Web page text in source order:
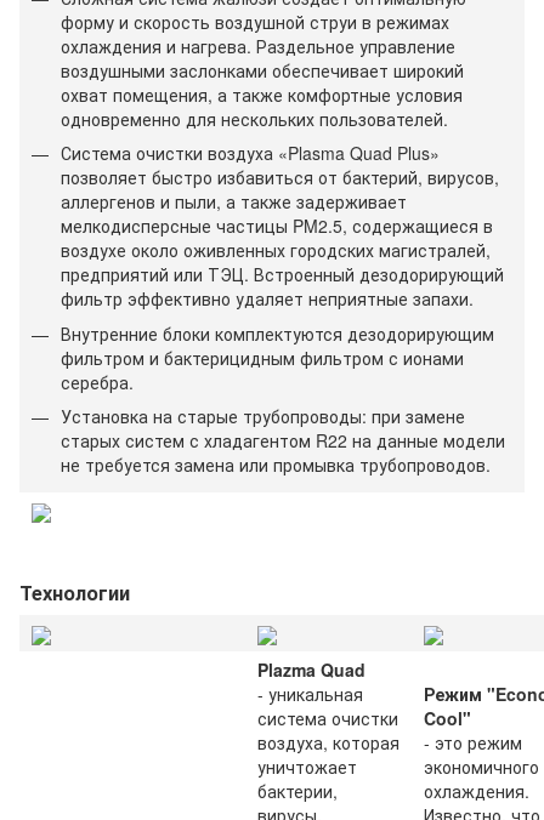
форму и скорость воздушной струи в режимах
охлаждения и нагрева. Раздельное управление
воздушными заслонками обеспечивает широкий
охват помещения, а также комфортные условия
одновременно для нескольких пользователей.
Система очистки воздуха «Plasma Quad Plus»
позволяет быстро избавиться от бактерий, вирусов,
аллергенов и пыли, а также задерживает
мелкодисперсные частицы PM2.5, содержащиеся в
воздухе около оживленных городских магистралей,
предприятий или ТЭЦ. Встроенный дезодорирующий
фильтр эффективно удаляет неприятные запахи.
Внутренние блоки комплектуются дезодорирующим
фильтром и бактерицидным фильтром с ионами
серебра.
Установка на старые трубопроводы: при замене
старых систем с хладагентом R22 на данные модели
не требуется замена или промывка трубопроводов.
Технологии
Plazma Quad
- уникальная
система очистки
воздуха, которая
уничтожает
бактерии,
вирусы,
Режим
Cool"
- это режим
экономичного
охлаждения.
Известно, что